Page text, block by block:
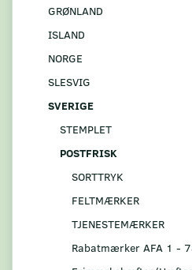
GRØNLAND
ISLAND
NORGE
SLESVIG
SVERIGE
STEMPLET
POSTFRISK
SORTTRYK
FELTMÆRKER
TJENESTEMÆRKER
Rabatmærker AFA 1 -